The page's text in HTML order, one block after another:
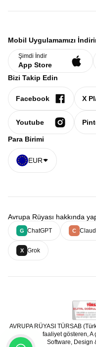
Mobil Uygulamamızı
Şimdi İndir
App Store
Bizi Takip Edin
Facebook X
Youtube
Para Birimi
EUR
Avrupa Rüyası hakkında
G ChatGPT C
X Grok
AVRUPA RÜYASI TÜRSAB
faaliyet gösteren, A
Software, Design